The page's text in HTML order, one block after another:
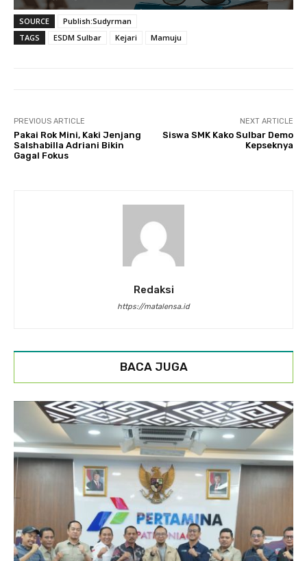
SOURCE
Publish:Sudyrman
TAGS
ESDM Sulbar Kejari Mamuju
PREVIOUS ARTICLE
Pakai Rok Mini, Kaki Jenjang
Salshabilla Adriani Bikin
Gagal Fokus
NEXT ARTICLE
Siswa SMK Kako Sulbar Demo
Kepseknya
Redaksi
https://matalensa.id
BACA JUGA